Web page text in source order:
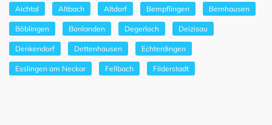
Aichtal Altbach Altdorf Bempflingen Bernhausen
Böblingen Bonlanden Degerloch Deizisau
Denkendorf Dettenhausen Echterdingen
Esslingen am Neckar Fellbach Filderstadt